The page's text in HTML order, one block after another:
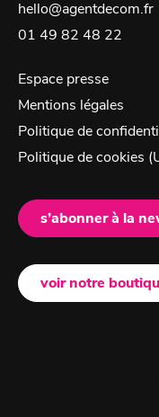
hello@agentdecom.fr
01 49 82 48 22
Espace presse
Mentions légales
Politique de
Politique de cookies
s’abonner à la
voir notre